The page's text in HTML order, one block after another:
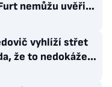
nemůžu uvěřit,
vyhlíží střet
že to nedokáže